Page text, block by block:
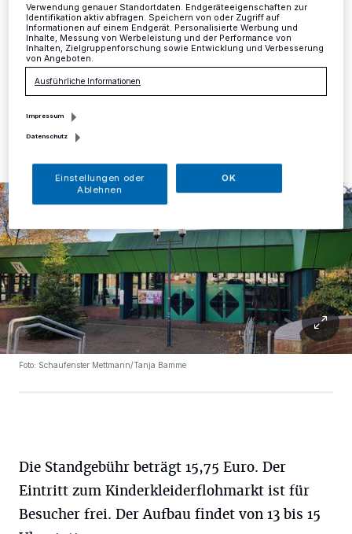
Für den 85. Kinderkleiderflohmarkt am Samstag, 15.
Juni, der von 15 bis 18 Uhr in der Neandertalhalle
stattfindet, sind noch einige wenige Plätze zu vergeben
06.06.2019 , 13:56 Uhr
Foto: Schaufenster Mettmann/Tanja Bamme
Die Standgebühr beträgt 15,75 Euro. Der
Eintritt zum Kinderkleiderflohmarkt ist für
Besucher frei. Der Aufbau findet von 13 bis 15
Verwendung genauer Standortdaten. Endgeräteeigenschaften zur
Identifikation aktiv abfragen. Speichern von oder Zugriff auf
Informationen auf einem Endgerät. Personalisierte Werbung und
Inhalte, Messung von Werbeleistung und der Performance von
Inhalten, Zielgruppenforschung sowie Entwicklung und Verbesserung
von Angeboten.
Ausführliche Informationen
Impressum
Datenschutz
Einstellungen oder
Ablehnen
OK